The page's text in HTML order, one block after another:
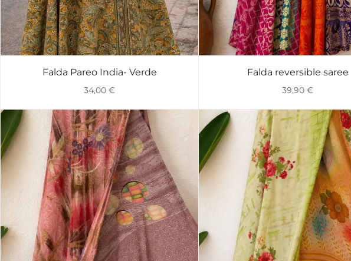
VISTA RÁPIDA
Falda Pareo India- Verde
34,00 €
VISTA RÁPIDA
Falda reversible saree
39,90 €